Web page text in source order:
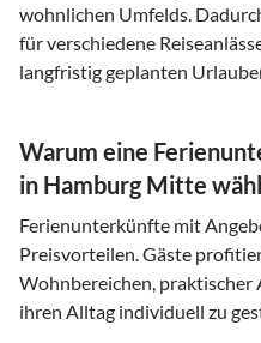
wohnlichen Umfelds.
für verschiedene
langfristig geplanten
Warum eine
in Hamburg Mitte
Ferienunterkünfte mit
Preisvorteilen. Gäste
Wohnbereichen, praktischer
ihren Alltag individuell zu